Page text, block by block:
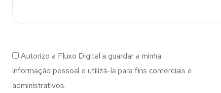
Autorizo a Fluxo Digital a guardar a minha
informação pessoal e utilizá-la para fins comerciais e
administrativos.